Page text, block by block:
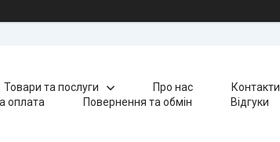
Товари та послуги Про нас
Контакти
оплата
Повернення та обмін Відгуки